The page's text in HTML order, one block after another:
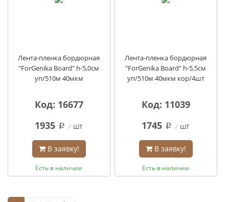
Лента-пленка бордюрная
"ForGenika Board" h-5,0см
уп/510м 40мкм
Код: 16677
1935 q шт
В заявку!
Есть в наличии
Лента-пленка бордюрная
"ForGenika Board" h-5,5см
уп/510м 40мкм кор/4шт
Код: 11039
1745 q шт
В заявку!
Есть в наличии